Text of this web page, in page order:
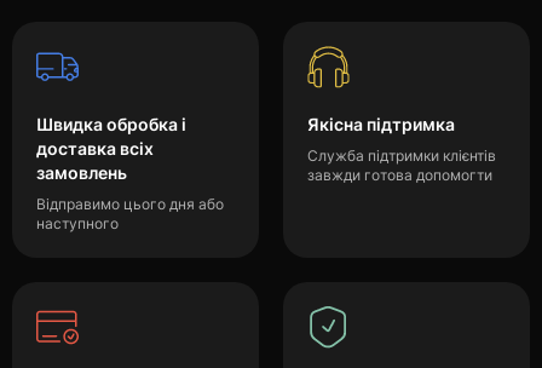
Швидка обробка і
доставка всіх
замовлень
Відправимо цього дня або
наступного
Якісна підтримка
Служба підтримки клієнтів
завжди готова допомогти